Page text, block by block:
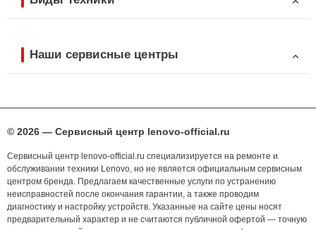
Наши сервисные центры
© 2026 — Сервисный центр lenovo-official.ru
Сервисный центр lenovo-official.ru специализируется на ремонте и
обслуживании техники Lenovo, но не является официальным сервисным
центром бренда. Предлагаем качественные услуги по устранению
неисправностей после окончания гарантии, а также проводим
диагностику и настройку устройств. Указанные на сайте цены носят
предварительный характер и не считаются публичной офертой — точную